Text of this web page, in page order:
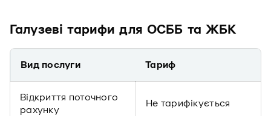
Галузеві тарифи для ОСББ та ЖБК
Вид послуги Тариф
Відкриття поточного
рахунку
Не тарифікується